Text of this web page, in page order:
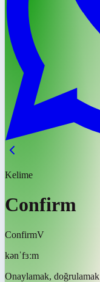
Kelime
Confirm
ConfirmV
kənˈfɜːm
Onaylamak, doğrulamak